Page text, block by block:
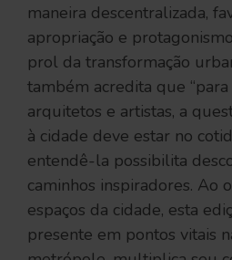
maneira descentralizada,
apropriação e
prol da transformação
também acredita que “para
arquitetos e artistas, a
à cidade deve estar no
entendê-la possibilita
caminhos inspiradores. Ao
espaços da cidade, esta
presente em pontos vitais